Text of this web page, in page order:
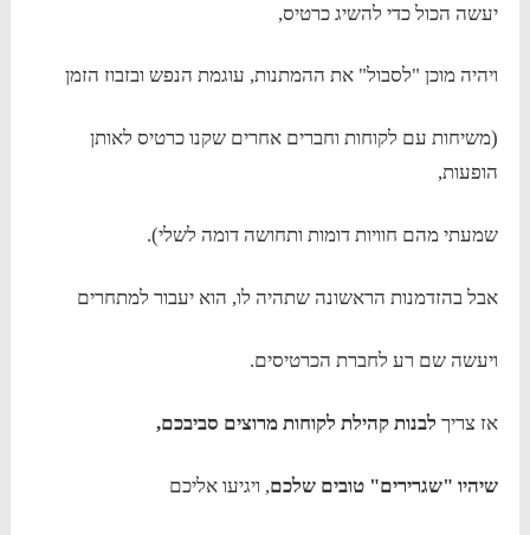
יעשה הכול כדי להשיג כרטיס,
ויהיה מוכן "לסבול" את ההמתנות, עוגמת הנפש ובזבוז הזמן
(משיחות עם לקוחות וחברים אחרים שקנו כרטיס לאותן
הופעות,
שמעתי מהם חוויות דומות ותחושה דומה לשלי).
אבל בהזדמנות הראשונה שתהיה לו, הוא יעבור למתחרים
ויעשה שם רע לחברת הכרטיסים.
אז צריך לבנות קהילת לקוחות מרוצים סביבכם,
שיהיו "שגרירים" טובים שלכם, ויגיעו אליכם